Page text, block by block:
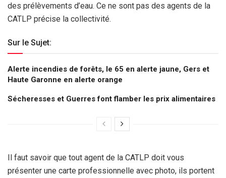
des prélèvements d’eau. Ce ne sont pas des agents de la
CATLP précise la collectivité.
Sur le Sujet:
Alerte incendies de forêts, le 65 en alerte jaune, Gers et
Haute Garonne en alerte orange
Sécheresses et Guerres font flamber les prix alimentaires
Il faut savoir que tout agent de la CATLP doit vous
présenter une carte professionnelle avec photo, ils portent